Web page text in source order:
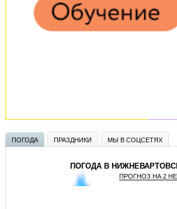
ПОГОДА ПРАЗДНИКИ МЫ В СОЦСЕТЯХ
ПОГОДА В
ПРОГНОЗ НА 2